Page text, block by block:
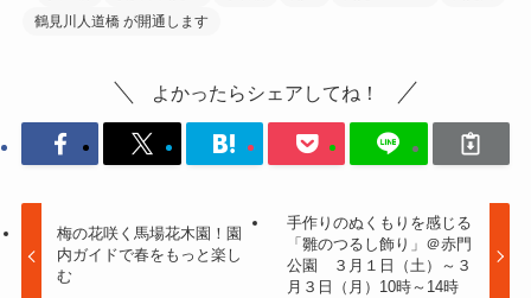
鶴見川人道橋 が開通します
よかったらシェアしてね！
梅の花咲く馬場花木園！園
内ガイドで春をもっと楽し
む
手作りのぬくもりを感じる
「雛のつるし飾り」＠赤門
公園 ３月１日（土）～３
月３日（月）10時～14時